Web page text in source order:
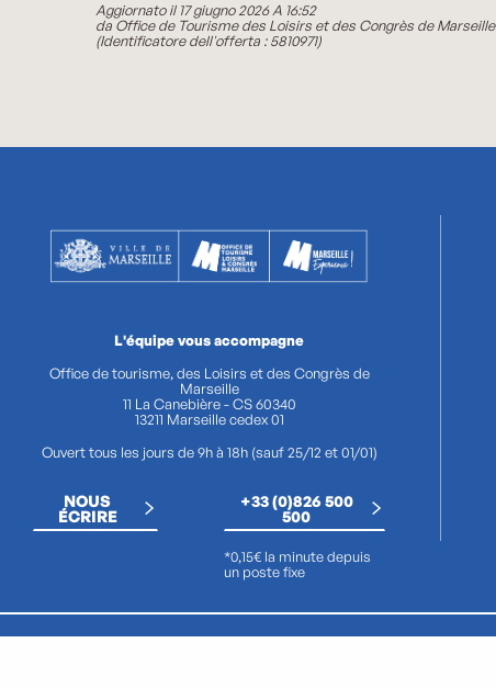
Aggiornato il 17 giugno 2026 A 16:52
da Office de Tourisme des Loisirs et des Congrès de Marseille
(Identificatore dell'offerta :5810971)
L'équipe vous accompagne
Office de tourisme, des Loisirs et des Congrès de
Marseille
11 La Canebière - CS 60340
13211 Marseille cedex 01
Ouvert tous les jours de 9h à 18h (sauf 25/12 et 01/01)
NOUS
ÉCRIRE
+33 (0)826 500
500
*0,15€ la minute depuis
un poste fixe